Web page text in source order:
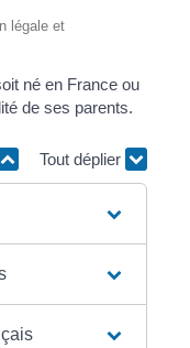
légale et
né en France ou
de ses parents.
Tout déplier